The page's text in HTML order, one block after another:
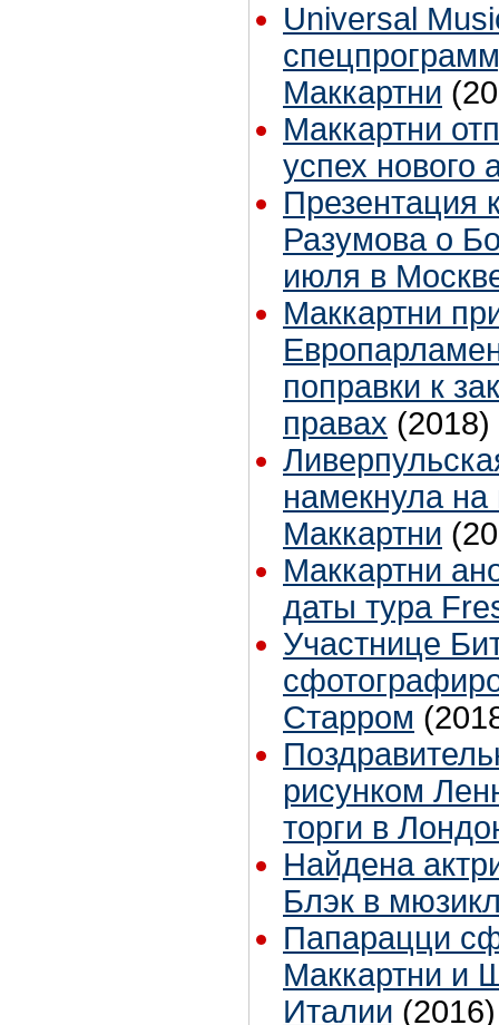
Universal
Маккартни
Маккартни
успех нового
Презентация
Разумова о
июля в
Маккартни
поправки к
правах (2018)
намекнула на
Маккартни
Маккартни
даты тура
Участнице
Старром
рисунком
торги в
Найдена
Блэк в
Папарацци
Маккартни и
Италии (2016)